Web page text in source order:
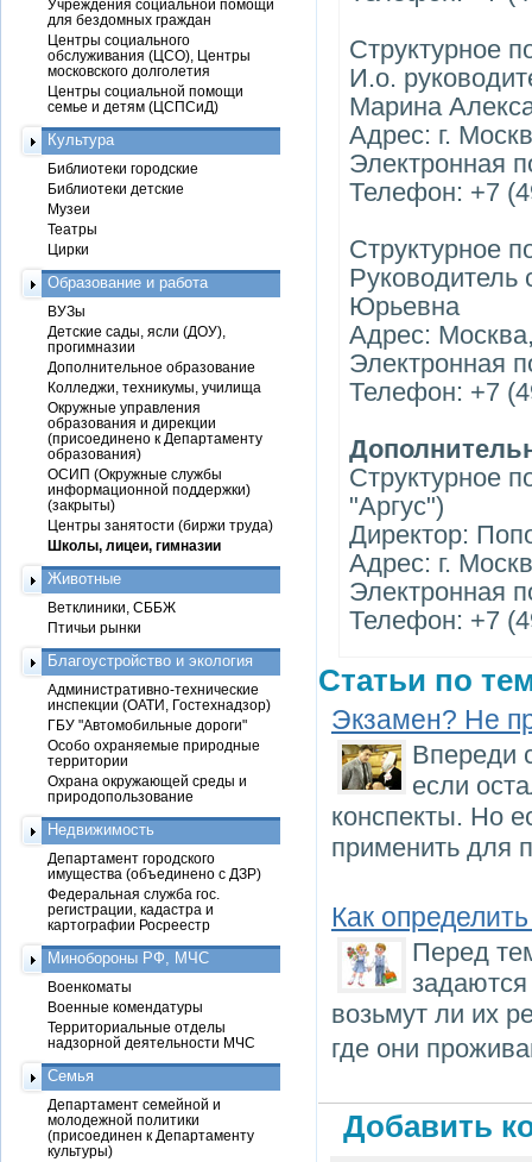
Структурное
И.о.
Марина
Адрес: г.
Электронная
Телефон: +7
Структурное
Руководитель
Юрьевна
Адрес:
Электронная
Телефон: +7
Структурное
"Аргус")
Директор:
Адрес: г.
Электронная
Телефон: +7
Статьи по
Экзамен? Не
Впереди
если
конспекты. Но
применить для
Как
Перед
возьмут ли их
где они
Добавить
Учреждения социальной помощи
для бездомных граждан
Центры социального
обслуживания (ЦСО), Центры
московского долголетия
Центры социальной помощи
семье и детям (ЦСПСиД)
Культура
Библиотеки городские
Библиотеки детские
Музеи
Театры
Цирки
Образование и работа
ВУЗы
Детские сады, ясли (ДОУ),
прогимназии
Дополнительное образование
Колледжи, техникумы, училища
Окружные управления
образования и дирекции
(присоединено к Департаменту
образования)
ОСИП (Окружные службы
информационной поддержки)
(закрыты)
Центры занятости (биржи труда)
Школы, лицеи, гимназии
Животные
Ветклиники, СББЖ
Птичьи рынки
Благоустройство и экология
Административно-технические
инспекции (ОАТИ, Гостехнадзор)
ГБУ "Автомобильные дороги"
Особо охраняемые природные
территории
Охрана окружающей среды и
природопользование
Недвижимость
Департамент городского
имущества (объединено с ДЗР)
Федеральная служба гос.
регистрации, кадастра и
картографии Росреестр
Минобороны РФ, МЧС
Военкоматы
Военные комендатуры
Территориальные отделы
надзорной деятельности МЧС
Семья
Департамент семейной и
молодежной политики
(присоединен к Департаменту
культуры)